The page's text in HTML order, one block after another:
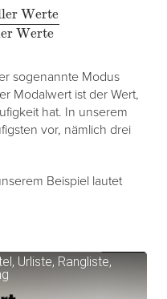
Anzahl der
sogenannte Modus
Modalwert ist der Wert,
hat. In unserem
vor, nämlich drei
Beispiel lautet
Urliste, Rangliste,